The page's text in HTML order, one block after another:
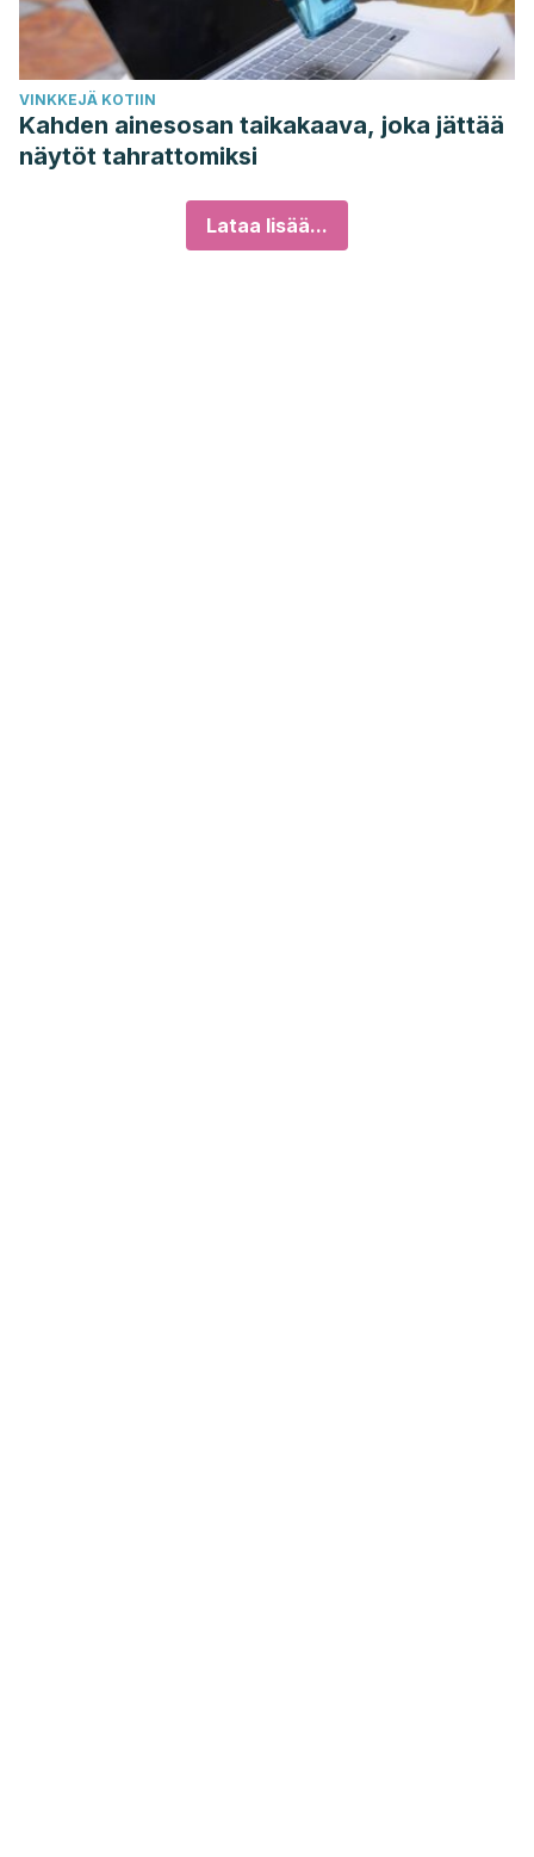
VINKKEJÄ KOTIIN
Kahden ainesosan taikakaava, joka jättää
näytöt tahrattomiksi
Lataa lisää...